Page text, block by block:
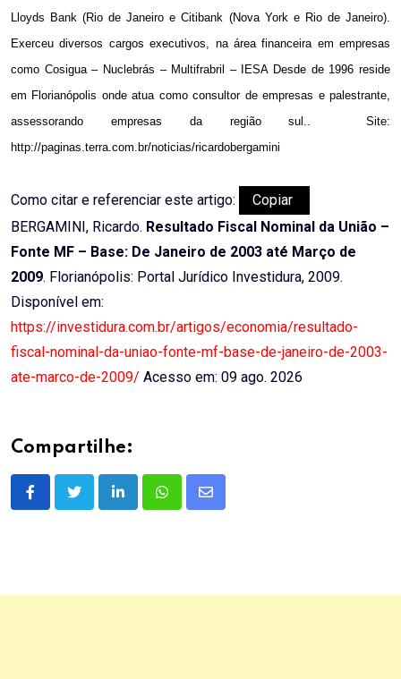
Lloyds Bank (Rio de Janeiro e Citibank (Nova York e Rio de Janeiro).
Exerceu diversos cargos executivos, na área financeira em empresas
como Cosigua – Nuclebrás – Multifrabril – IESA Desde de 1996 reside
em Florianópolis onde atua como consultor de empresas e palestrante,
assessorando empresas da região sul..
Site:
http://paginas.terra.com.br/noticias/ricardobergamini
Como citar e referenciar este artigo:
Copiar
BERGAMINI, Ricardo. Resultado Fiscal Nominal da União –
Fonte MF – Base: De Janeiro de 2003 até Março de
2009. Florianópolis: Portal Jurídico Investidura, 2009.
Disponível em:
https://investidura.com.br/artigos/economia/resultado-
fiscal-nominal-da-uniao-fonte-mf-base-de-janeiro-de-2003-
ate-marco-de-2009/ Acesso em: 09 ago. 2026
Compartilhe:
LinkedInWhatsappShare